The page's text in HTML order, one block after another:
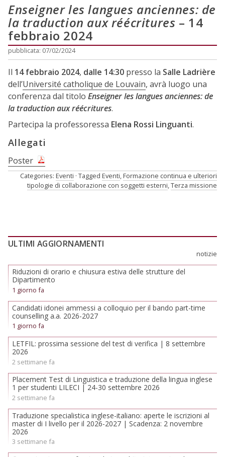
Enseigner les langues anciennes: de
la traduction aux réécritures – 14
febbraio 2024
pubblicata: 07/02/2024
Il 14 febbraio 2024, dalle 14:30 presso la Salle Ladrière
dell’Université catholique de Louvain, avrà luogo una
conferenza dal titolo Enseigner les langues anciennes: de
la traduction aux réécritures.
Partecipa la professoressa Elena Rossi Linguanti.
Allegati
Poster
Categories: Eventi Tagged Eventi Formazione continua e ulteriori
tipologie di collaborazione con soggetti esterni Terza missione
ULTIMI AGGIORNAMENTI
notizie
Riduzioni di orario e chiusura estiva delle strutture del
Dipartimento
1 giorno fa
Candidati idonei ammessi a colloquio per il bando part-time
counselling a.a. 2026-2027
1 giorno fa
LETFIL: prossima sessione del test di verifica | 8 settembre
2026
2 settimane fa
Placement Test di Linguistica e traduzione della lingua inglese
1 per studenti LILECI | 24-30 settembre 2026
2 settimane fa
Traduzione specialistica inglese-italiano: aperte le iscrizioni al
master di I livello per il 2026-2027 | Scadenza: 2 novembre
2026
3 settimane fa